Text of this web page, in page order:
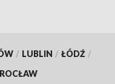
/ LUBLIN / ŁÓDŹ /